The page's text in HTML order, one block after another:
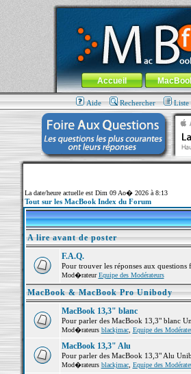
MacBook-fr.com : 100% Apple... 100%
Aller au contenu-Aller au menu
Menu général
Accueil
Aide Rechercher Liste
La date/heure actuelle est Dim 09 Ao� 2026 à 8:13
Tout sur les MacBook Index du Forum
A lire avant de poster
F.A.Q.
Pour trouver les réponses aux
Mod�rateurEquipe des Modérateurs
MacBook & MacBook Pro Unibody
MacBook 13,3" blanc
Pour parler des MacBook 13,3" blanc
Mod�rateurs blackjmac, Equipe des
MacBook 13,3" Alu
Pour parler des MacBook 13,3" Alu
Mod�rateurs blackjmac, Equipe des